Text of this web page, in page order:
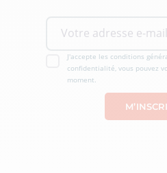
J'accepte les conditions
confidentialité, vous pouvez
moment.